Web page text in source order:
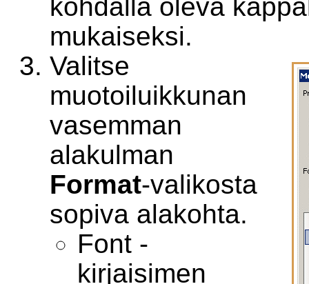
kohdalla oleva
mukaiseksi.
Valitse
muotoiluikkunan
vasemman
alakulman
Format-valikosta
sopiva alakohta.
Font -
kirjaisimen